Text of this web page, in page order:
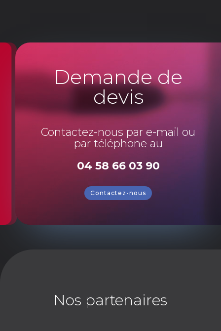
Demande de
devis
Contactez-nous par e-mail ou
par téléphone au
04 58 66 03 90
Contactez-nous
Nos partenaires